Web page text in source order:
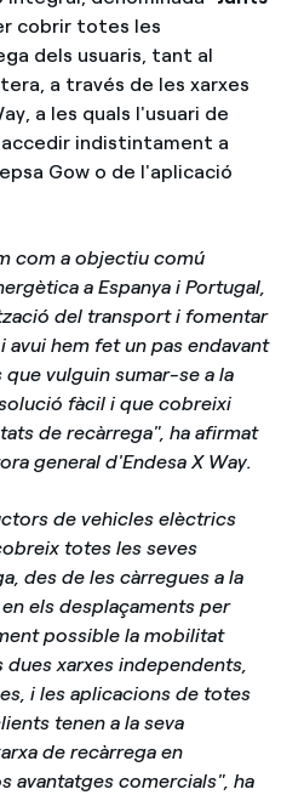
cobrir totes les
dels usuaris, tant al
a través de les xarxes
a les quals l'usuari de
indistintament a
Gow o de l'aplicació
com a objectiu comú
a Espanya i Portugal,
del transport i fomentar
hem fet un pas endavant
vulguin sumar-se a la
fàcil i que cobreixi
de recàrrega", ha afirmat
general d'Endesa X Way.
de vehicles elèctrics
totes les seves
des de les càrregues a la
els desplaçaments per
possible la mobilitat
xarxes independents,
i les aplicacions de totes
tenen a la seva
de recàrrega en
avantatges comercials", ha